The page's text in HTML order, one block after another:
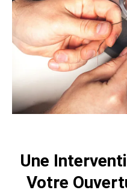
Une
Votre